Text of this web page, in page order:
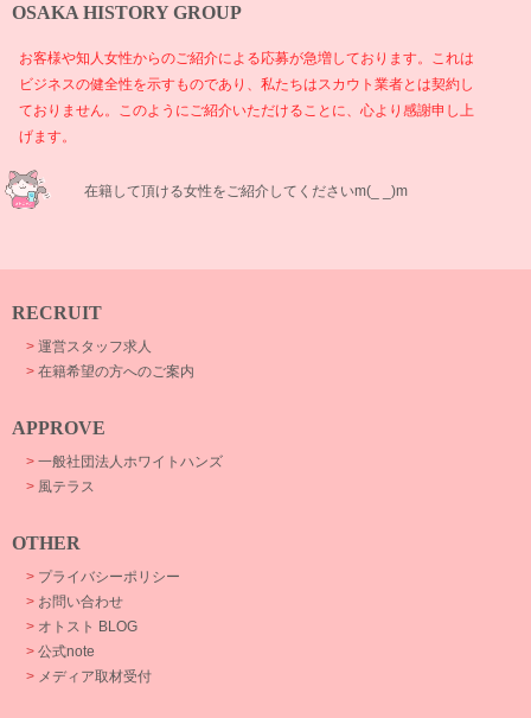
OSAKA HISTORY GROUP
お客様や知人女性からのご紹介による応募が急増しております。これは
ビジネスの健全性を示すものであり、私たちはスカウト業者とは契約し
ておりません。このようにご紹介いただけることに、心より感謝申し上
げます。
在籍して頂ける女性をご紹介してくださいm(_ _)m
RECRUIT
> 運営スタッフ求人
> 在籍希望の方へのご案内
APPROVE
> 一般社団法人ホワイトハンズ
> 風テラス
OTHER
> プライバシーポリシー
> お問い合わせ
> オトスト BLOG
> 公式note
> メディア取材受付